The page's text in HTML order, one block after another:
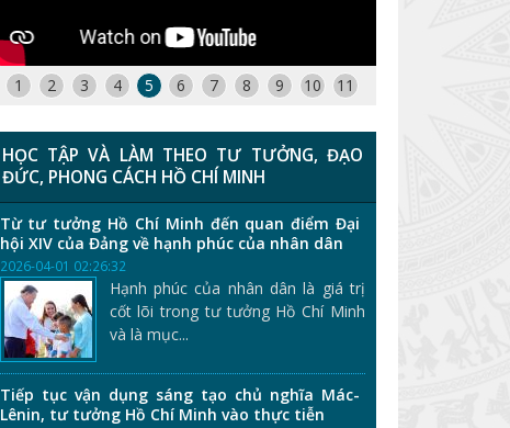
1 2 3 4 5 6 7 8 9 10 11
HỌC TẬP VÀ LÀM THEO TƯ TƯỞNG, ĐẠO
ĐỨC, PHONG CÁCH HỒ CHÍ MINH
Từ tư tưởng Hồ Chí Minh đến quan điểm Đại
hội XIV của Đảng về hạnh phúc của nhân dân
2026-04-01 02:26:32
Hạnh phúc của nhân dân là giá trị
cốt lõi trong tư tưởng Hồ Chí Minh
và là mục...
Tiếp tục vận dụng sáng tạo chủ nghĩa Mác-
Lênin, tư tưởng Hồ Chí Minh vào thực tiễn